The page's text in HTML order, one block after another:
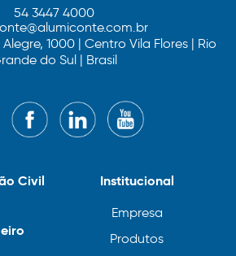
54 3447 4000
1000 | Centro Vila Flores | Rio
do Sul | Brasil
Institucional
Empresa
Produtos
Civil